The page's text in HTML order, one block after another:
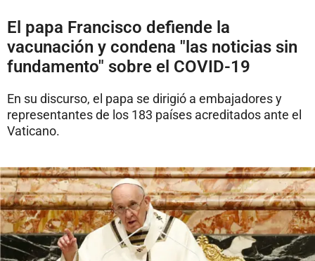
El papa Francisco defiende la
vacunación y condena "las noticias sin
fundamento" sobre el COVID-19
En su discurso, el papa se dirigió a embajadores y
representantes de los 183 países acreditados ante el
Vaticano.